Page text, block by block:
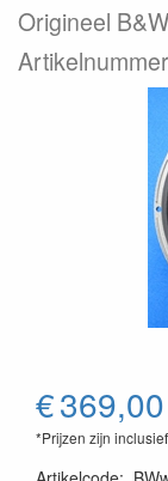
Origineel
€369,00
*Prijzen zijn